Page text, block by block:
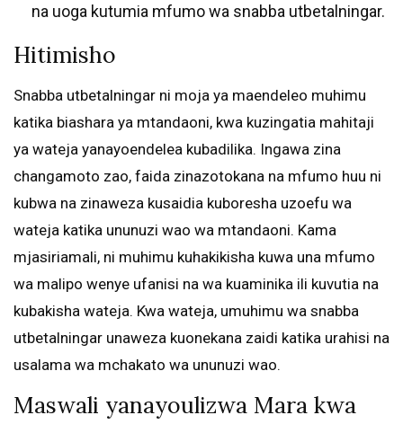
na uoga kutumia mfumo wa snabba utbetalningar.
Hitimisho
Snabba utbetalningar ni moja ya maendeleo muhimu
katika biashara ya mtandaoni, kwa kuzingatia mahitaji
ya wateja yanayoendelea kubadilika. Ingawa zina
changamoto zao, faida zinazotokana na mfumo huu ni
kubwa na zinaweza kusaidia kuboresha uzoefu wa
wateja katika ununuzi wao wa mtandaoni. Kama
mjasiriamali, ni muhimu kuhakikisha kuwa una mfumo
wa malipo wenye ufanisi na wa kuaminika ili kuvutia na
kubakisha wateja. Kwa wateja, umuhimu wa snabba
utbetalningar unaweza kuonekana zaidi katika urahisi na
usalama wa mchakato wa ununuzi wao.
Maswali yanayoulizwa Mara kwa